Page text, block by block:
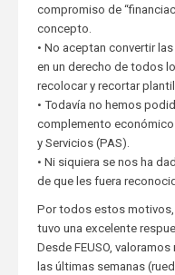
compromiso de
concepto.
• No aceptan convertir
en un derecho de todos
recolocar y recortar
• Todavía no hemos
complemento
y Servicios (PAS).
• Ni siquiera se nos ha
de que les fuera
Por todos estos
tuvo una excelente
Desde FEUSO,
las últimas semanas